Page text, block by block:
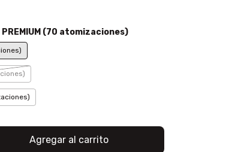
PREMIUM (70 atomizaciones)